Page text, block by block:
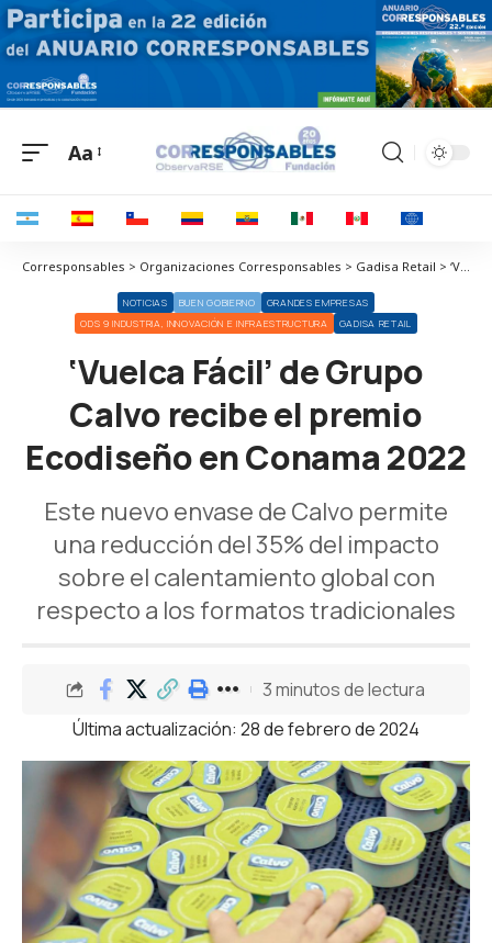
Aa
Corresponsables > Organizaciones Corresponsables > Gadisa Retail > ‘Vuelca Fácil’ de Grupo Calvo recibe el premio Ecodiseño en Conama 2022
NOTICIAS BUEN GOBIERNO
GRANDES EMPRESAS
ODS 9 INDUSTRIA, INNOVACIÓN E INFRAESTRUCTURA
GADISA RETAIL
‘Vuelca Fácil’ de Grupo
Calvo recibe el premio
Ecodiseño en Conama 2022
Este nuevo envase de Calvo permite
una reducción del 35% del impacto
sobre el calentamiento global con
respecto a los formatos tradicionales
Última actualización: 28 de febrero de 2024
3 minutos de lectura